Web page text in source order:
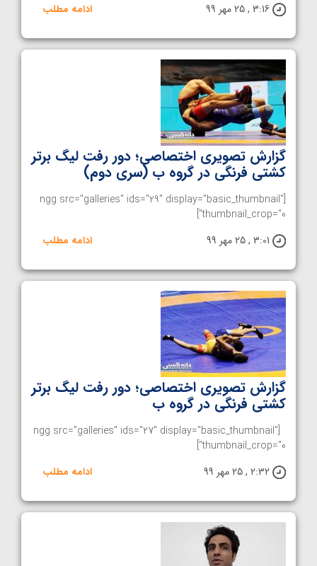
3:16 , 25 مهر 99
ادامه مطلب
گزارش تصویری اختصاصی؛ دور رفت لیگ برتر
کشتی فرنگی در گروه ب (سری دوم)
[ngg src="galleries" ids="29" display="basic_thumbnail"
thumbnail_crop="0"]
3:01 , 25 مهر 99
ادامه مطلب
گزارش تصویری اختصاصی؛ دور رفت لیگ برتر
کشتی فرنگی در گروه ب
[ngg src="galleries" ids="27" display="basic_thumbnail"
thumbnail_crop="0"]
2:32 , 25 مهر 99
ادامه مطلب